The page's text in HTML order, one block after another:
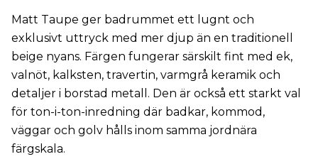
Matt Taupe ger badrummet ett lugnt och
exklusivt uttryck med mer djup än en traditionell
beige nyans. Färgen fungerar särskilt fint med ek,
valnöt, kalksten, travertin, varmgrå keramik och
detaljer i borstad metall. Den är också ett starkt val
för ton-i-ton-inredning där badkar, kommod,
väggar och golv hålls inom samma jordnära
färgskala.